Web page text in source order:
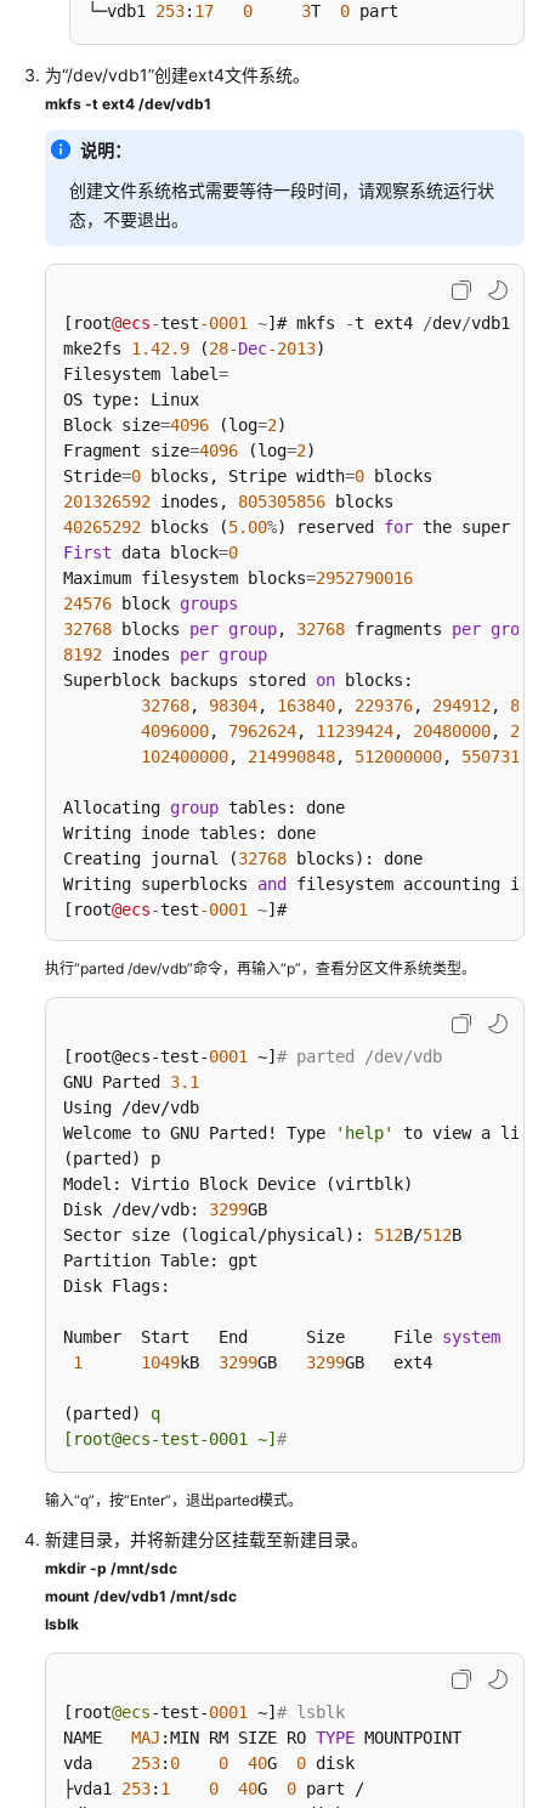
计
配
额
调
整
密
码
常
用
操
作
API
SDK
通
用
协
议
（SLA）
白
皮
└─vdb1 253: 17 0 3T 0 part
为“/dev/vdb1”创建ext4文件系统。
mkfs -t ext4 /dev/vdb1
说明：
创建文件系统格式需要等待一段时间，请观察系统运行状
态，不要退出。
[root@ecs-test-0001 ~]# mkfs -t ext4 /dev/vdb1
mke2fs 1.42.9 (28-Dec-2013)
Filesystem label=
OS type: Linux
Block size=4096 (log=2)
Fragment size=4096 (log=2)
Stride=0 blocks, Stripe width=0
201326592 inodes, 805305856
40265292 blocks (5.00%) reserved for the super
First data block=0
Maximum filesystem blocks=2952790016
24576 block groups
32768 blocks per group, 32768 fragments per group
8192 inodes per group
Superblock backups stored on blocks:
32768, 98304, 163840, 229376, 294912,
4096000, 7962624, 11239424, 20480000,
102400000, 214990848, 512000000,
Allocating group tables: done
Writing inode tables: done
Creating journal (32768 blocks): done
Writing superblocks and
filesystem accounting
[root@ecs-test-0001 ~]#
执行“parted /dev/vdb”命令，再输入“p”，查看分区文件系统类型。
[root@ecs-test-0001 ~] # parted /dev/vdb
GNU Parted 3.1
Using /dev/vdb
Welcome to GNU Parted! Type
'help'
to view a list
(parted) p
Model: Virtio Block Device (virtblk)
Disk /dev/vdb: 3299GB
Sector size (logical/physical): 512B/512B
Partition Table: gpt
Disk Flags:
Number  Start   End      Size     File system
1
1049kB 3299GB 3299GB   ext4
(parted) q
[root@ecs-test-0001 ~] #
输入“q”，按“Enter”，退出parted模式。
新建目录，并将新建分区挂载至新建目录。
mkdir -p /mnt/sdc
mount /dev/vdb1 /mnt/sdc
lsblk
[ root@ecs-test-0001 ~] # lsblk
NAME MAJ :MIN RM SIZE RO TYPE MOUNTPOINT
vda 253: 0 0 40G 0 disk
├vda1 253: 1 0 40G 0 part /